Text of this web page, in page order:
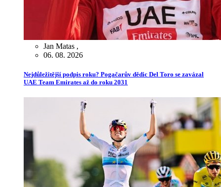
Jan Matas ,
06. 08. 2026
Nejdůležitější podpis roku? Pogačarův dědic Del Toro se zavázal
UAE Team Emirates až do roku 2031